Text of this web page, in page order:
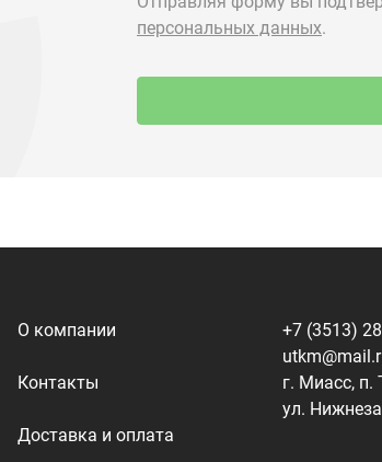
Доставка и оплата
+7 (3513)
г. Миасс, п.
Политика конфиденциальности